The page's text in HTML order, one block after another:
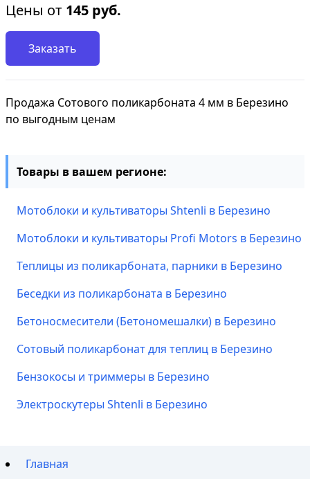
Цены от 145 руб.
Заказать
Продажа Сотового поликарбоната 4 мм в Березино
по выгодным ценам
Товары в вашем регионе:
Мотоблоки и культиваторы Shtenli в Березино
Мотоблоки и культиваторы Profi Motors в Березино
Теплицы из поликарбоната, парники в Березино
Беседки из поликарбоната в Березино
Бетоносмесители (Бетономешалки) в Березино
Сотовый поликарбонат для теплиц в Березино
Бензокосы и триммеры в Березино
Электроскутеры Shtenli в Березино
Главная